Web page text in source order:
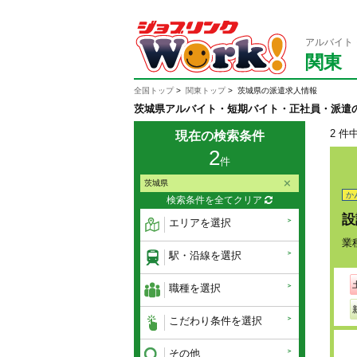
アルバイト
関東
全国トップ 関東トップ 茨城県の派遣求人情報
茨城県アルバイト・短期バイト・正社員・派遣
2 件
か
業
現在の検索条件
2件
茨城県
検索条件を全てクリア
エリアを選択
駅・沿線を選択
職種を選択
こだわり条件を選択
その他